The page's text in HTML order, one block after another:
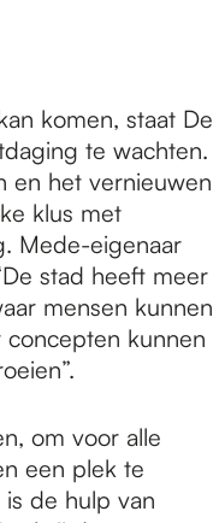
komen, staat De
te wachten.
en het vernieuwen
klus met
Mede-eigenaar
stad heeft meer
mensen kunnen
kunnen
om voor alle
een plek te
de hulp van